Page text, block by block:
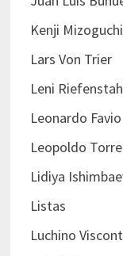
Kenji Mizoguchi
Lars Von Trier
Leni
Leonardo Favio
Leopoldo
Lidiya
Listas
Luchino